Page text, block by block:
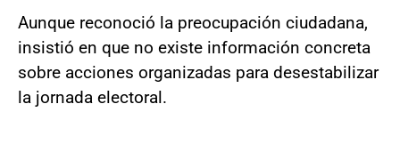
Aunque reconoció la preocupación ciudadana,
insistió en que no existe información concreta
sobre acciones organizadas para desestabilizar
la jornada electoral.